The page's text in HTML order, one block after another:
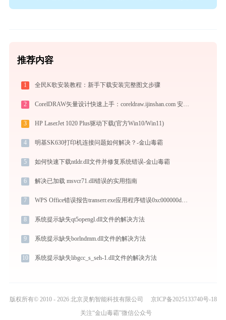
推荐内容
1 全民K歌安装教程：新手下载安装完整图文步骤
2 CorelDRAW矢量设计快速上手：coreldraw.ijinshan.com 安全绿色安装与核心技巧
3 HP LaserJet 1020 Plus驱动下载(官方Win10/Win11)
4 明基SK630打印机连接问题如何解决？-金山毒霸
5 如何快速下载ntldr.dll文件并修复系统错误-金山毒霸
6 解决已加载 msvcr71.dll错误的实用指南
7 WPS Office错误报告transerr.exe应用程序错误0xc000000d解决方法
8 系统提示缺失qt5opengl.dll文件的解决方法
9 系统提示缺失borlndmm.dll文件的解决方法
10 系统提示缺失libgcc_s_seh-1.dll文件的解决方法
版权所有© 2010 - 2026 北京灵豹智能科技有限公司
京ICP备2025133740号-18
关注“金山毒霸”微信公众号